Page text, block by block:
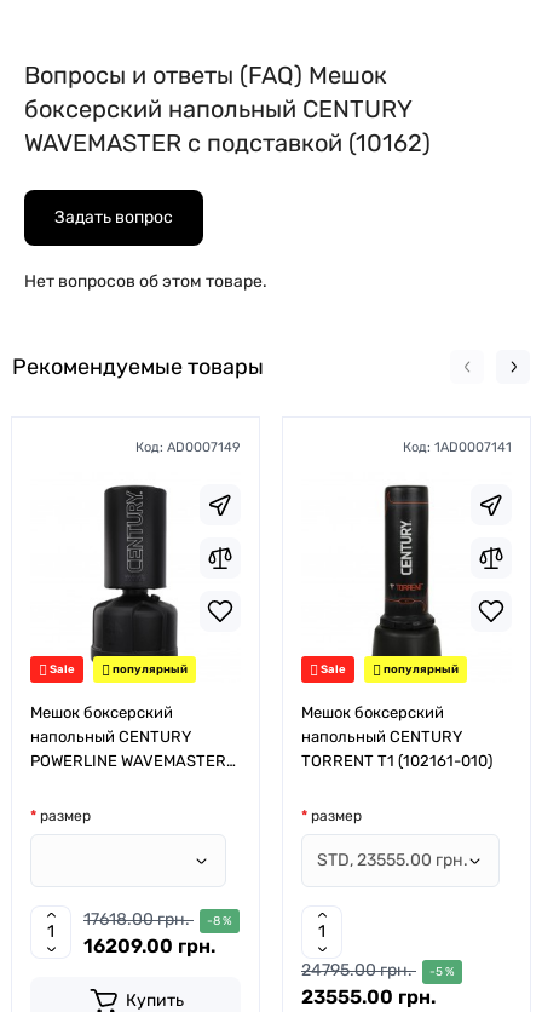
Вопросы и ответы (FAQ) Мешок
боксерский напольный CENTURY
WAVEMASTER с подставкой (10162)
Задать вопрос
Нет вопросов об этом товаре.
Рекомендуемые товары
Код: AD0007149
Sale популярный
Мешок боксерский
напольный CENTURY
POWERLINE WAVEMASTER
размер
17618.00 грн. -8 %
16209.00 грн.
Купить
Код: 1AD0007141
Sale популярный
Мешок боксерский
напольный CENTURY
TORRENT T1 (102161-010)
размер
24795.00 грн. -5 %
23555.00 грн.